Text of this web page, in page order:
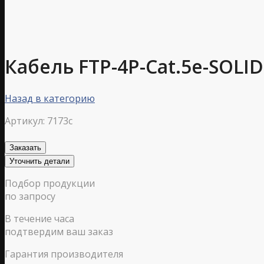
Кабель FTP-4P-Cat.5e-
Назад в категорию
Артикул: 7173c
Заказать
Уточнить детали
Подбор продукции
по запросу
В течение часа
подтвердим ваш заказ
Гарантия производителя